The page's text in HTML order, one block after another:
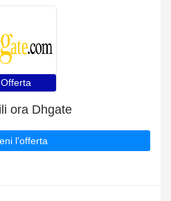
Offerta
ora Dhgate
l'offerta